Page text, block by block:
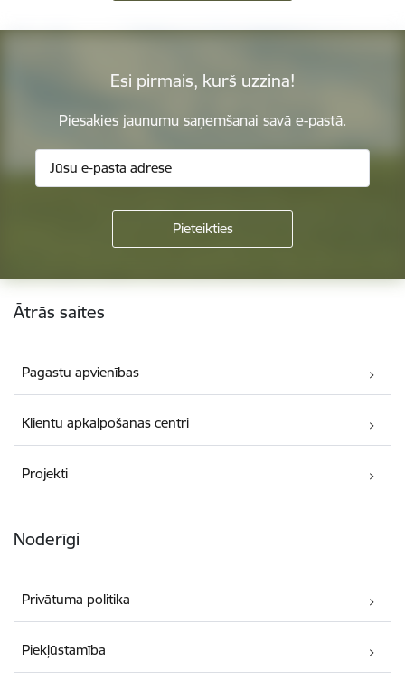
Esi pirmais, kurš uzzina!
Piesakies jaunumu saņemšanai savā e-pastā.
Kājene
Ātrās saites
Pagastu apvienības
Klientu apkalpošanas centri
Projekti
Noderīgi
Privātuma politika
Piekļūstamība